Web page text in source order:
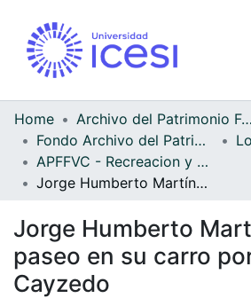
Home
Archivo del Patrimonio Fotográfico y Fílmico del Valle del Cauca
Fondo Archivo del Patrimonio Fotográfico y Fílmico del Valle del Cauca
APFFVC - Recreacion y Paseo - Patrimonial
Jorge Humberto Martínez, de paseo en su carro por la Plaza Cayzedo
Jorge Humberto
paseo en su carro
Cayzedo